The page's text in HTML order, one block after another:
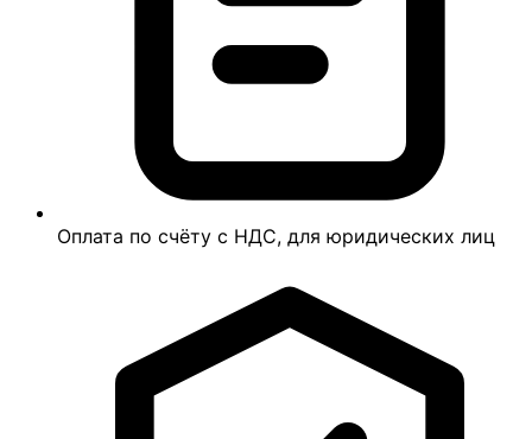
Оплата по счёту с НДС, для юридических лиц